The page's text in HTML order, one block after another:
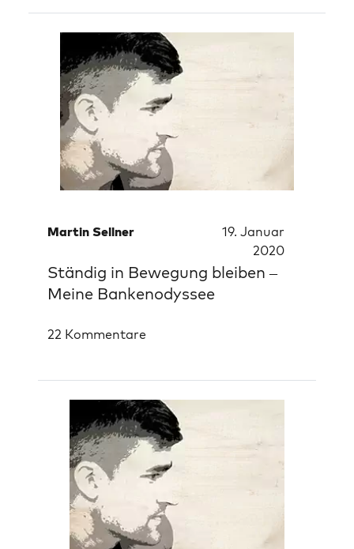
Martin Sellner
19. Januar
2020
Ständig in Bewegung bleiben –
Meine Bankenodyssee
22 Kommentare